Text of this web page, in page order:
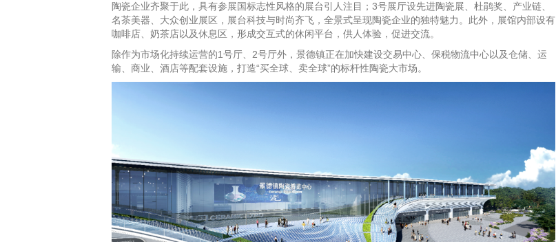
陶瓷企业齐聚于此，具有参展国标志性风格的展台引人注目；3号展厅设先进陶瓷展、杜鹃奖、产业链、
名茶美器、大众创业展区，展台科技与时尚齐飞，全景式呈现陶瓷企业的独特魅力。此外，展馆内部设有
咖啡店、奶茶店以及休息区，形成交互式的休闲平台，供人体验，促进交流。
除作为市场化持续运营的1号厅、2号厅外，景德镇正在加快建设交易中心、保税物流中心以及仓储、运
输、商业、酒店等配套设施，打造“买全球、卖全球”的标杆性陶瓷大市场。